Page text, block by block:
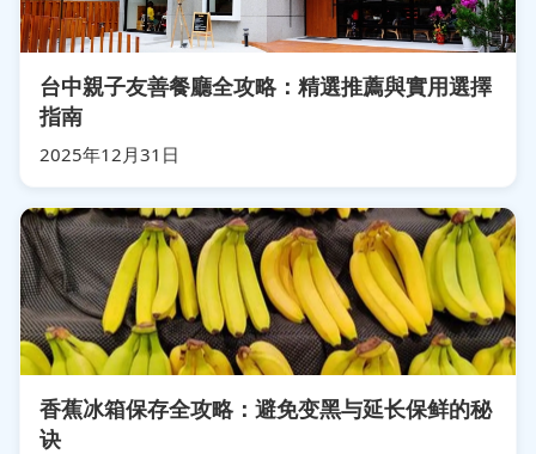
台中親子友善餐廳全攻略：精選推薦與實用選擇
指南
2025年12月31日
香蕉冰箱保存全攻略：避免变黑与延长保鲜的秘
诀